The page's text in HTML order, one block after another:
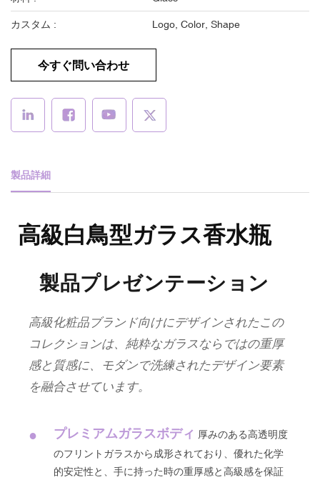
カスタム : Logo, Color, Shape
今すぐ問い合わせ
製品詳細
高級白鳥型ガラス香水瓶
製品プレゼンテーション
高級化粧品ブランド向けにデザインされたこの
コレクションは、純粋なガラスならではの重厚
感と質感に、モダンで洗練されたデザイン要素
を融合させています。
● プレミアムガラスボディ 厚みのある高透明度
のフリントガラスから成形されており、優れた化学
的安定性と、手に持った時の重厚感と高級感を保証